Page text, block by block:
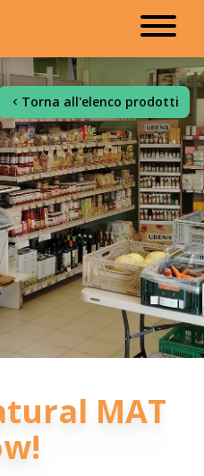
Torna all'elenco prodotti
MAT